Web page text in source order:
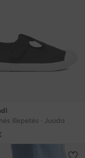
šlepetės · Juoda